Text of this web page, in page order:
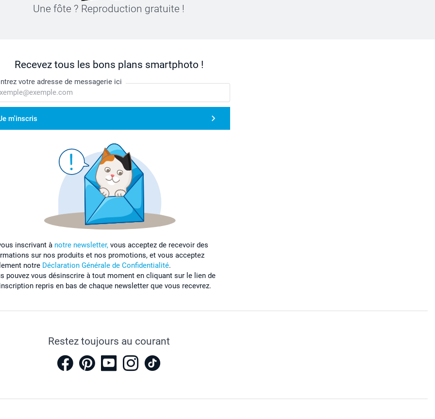
Une fôte ? Reproduction gratuite !
Recevez tous les bons plans smartphoto !
votre adresse de messagerie ici
m'inscris
inscrivant à notre newsletter, vous acceptez de recevoir des
sur nos produits et nos promotions, et vous acceptez
notre Déclaration Générale de Confidentialité.
pouvez vous désinscrire à tout moment en cliquant sur le lien de
repris en bas de chaque newsletter que vous recevrez.
Restez toujours au courant